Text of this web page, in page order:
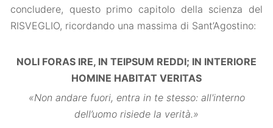
concludere, questo primo capitolo della scienza del
RISVEGLIO, ricordando una massima di Sant’Agostino:
NOLI FORAS IRE, IN TEIPSUM REDDI; IN INTERIORE
HOMINE HABITAT VERITAS
«Non andare fuori, entra in te stesso: all'interno
dell’uomo risiede la verità.»